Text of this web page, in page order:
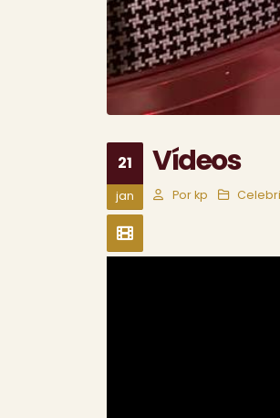
21
jan
Vídeos
Por kp